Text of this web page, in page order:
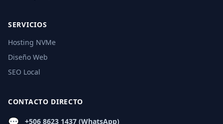
SERVICIOS
Hosting NVMe
Diseño Web
SEO Local
CONTACTO DIRECTO
💬
+506 8623 1437 (WhatsApp)